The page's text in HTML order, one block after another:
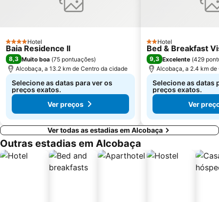
de Porto Dinheiro
Touril de Atouguia da Baleia
Praça de Touros de Almeirim
Mosteiro da Batalha
Estação comboios de Leiria
Praia do Salgado
Monumento ao Peregrino em Fátima
Estação de Caminhos de Ferro de Santarém
Complexo Municipal de Piscinas de Leiria
Pia do Urso
Praia de Vale Furado
4 Estrelas
Hotel
Baia Residence Il
8,3 Muito boa (75 pontuações)
Alcobaça, a 13.2 km de Centro da cidade
Selecione as datas para ver os
preços exatos.
Ver preços
2 Estrelas
Hotel
Bed & Breakfast
9,3 Excelente (429
Alcobaça, a 2.4 km
Selecione as datas
preços exatos.
Ver
Ver todas as estadias em Alcobaça
Outras estadias em Alcobaça